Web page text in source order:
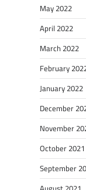
May 2022
April 2022
March 2022
February
January 2022
December
November
October 2021
September